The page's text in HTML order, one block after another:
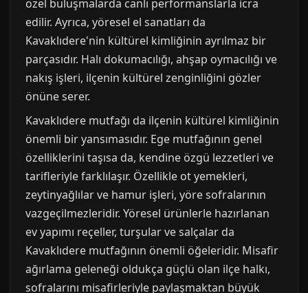
özel buluşmalarda canlı performanslarla icra
edilir. Ayrıca, yöresel el sanatları da
Kavaklıdere'nin kültürel kimliğinin ayrılmaz bir
parçasıdır. Halı dokumacılığı, ahşap oymacılığı ve
nakış işleri, ilçenin kültürel zenginliğini gözler
önüne serer.
Kavaklıdere mutfağı da ilçenin kültürel kimliğinin
önemli bir yansımasıdır. Ege mutfağının genel
özelliklerini taşısa da, kendine özgü lezzetleri ve
tarifleriyle farklılaşır. Özellikle ot yemekleri,
zeytinyağlılar ve hamur işleri, yöre sofralarının
vazgeçilmezleridir. Yöresel ürünlerle hazırlanan
ev yapımı reçeller, turşular ve salçalar da
Kavaklıdere mutfağının önemli öğeleridir. Misafir
ağırlama geleneği oldukça güçlü olan ilçe halkı,
sofralarını misafirleriyle paylaşmaktan büyük